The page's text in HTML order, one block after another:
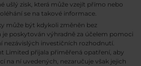
ušlý zisk, která může vzejít přímo nebo
se na takové informace.
může být kdykoli změněn bez
poskytován výhradně za účelem pomoci
investičních rozhodnutí.
Limited přijala přiměřená opatření, aby
na ní uvedených, nezaručuje však jejich